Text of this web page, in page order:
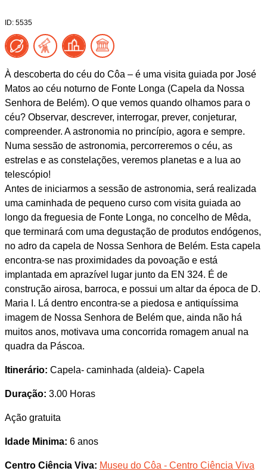
ID: 5535
À descoberta do céu do Côa – é uma visita guiada por José
Matos ao céu noturno de Fonte Longa (Capela da Nossa
Senhora de Belém). O que vemos quando olhamos para o
céu? Observar, descrever, interrogar, prever, conjeturar,
compreender. A astronomia no princípio, agora e sempre.
Numa sessão de astronomia, percorreremos o céu, as
estrelas e as constelações, veremos planetas e a lua ao
telescópio!
Antes de iniciarmos a sessão de astronomia, será realizada
uma caminhada de pequeno curso com visita guiada ao
longo da freguesia de Fonte Longa, no concelho de Mêda,
que terminará com uma degustação de produtos endógenos,
no adro da capela de Nossa Senhora de Belém. Esta capela
encontra-se nas proximidades da povoação e está
implantada em aprazível lugar junto da EN 324. É de
construção airosa, barroca, e possui um altar da época de D.
Maria I. Lá dentro encontra-se a piedosa e antiquíssima
imagem de Nossa Senhora de Belém que, ainda não há
muitos anos, motivava uma concorrida romagem anual na
quadra da Páscoa.
Itinerário: Capela- caminhada (aldeia)- Capela
Duração: 3.00 Horas
Ação gratuita
Idade Minima: 6 anos
Centro Ciência Viva: Museu do Côa - Centro Ciência Viva